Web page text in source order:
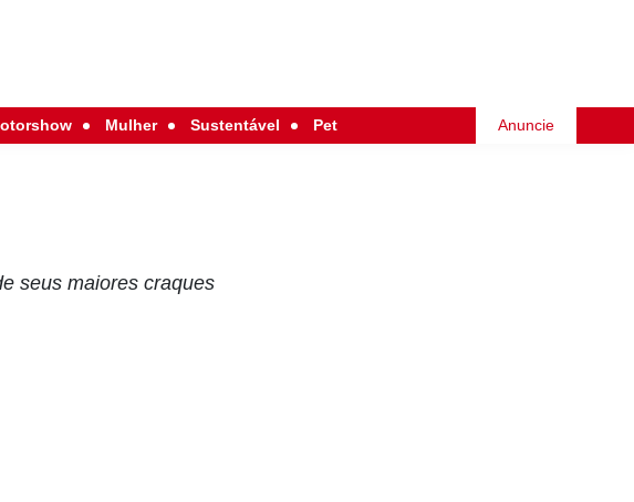
Mulher Sustentável Pet Anuncie
seus maiores craques